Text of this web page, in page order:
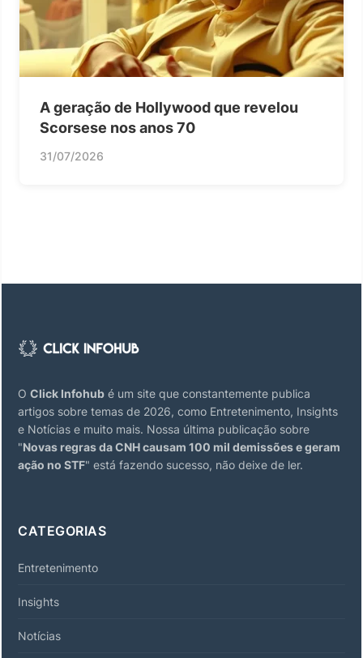
A geração de Hollywood que revelou
Scorsese nos anos 70
31/07/2026
O Click Infohub é um site que constantemente publica
artigos sobre temas de 2026, como Entretenimento, Insights
e Notícias e muito mais. Nossa última publicação sobre
"Novas regras da CNH causam 100 mil demissões e geram
ação no STF" está fazendo sucesso, não deixe de ler.
CATEGORIAS
Entretenimento
Insights
Notícias